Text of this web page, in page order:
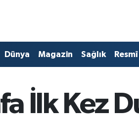
Dünya Magazin Sağlık
İlk Kez